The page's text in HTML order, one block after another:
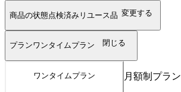
商品の状態点検済みリユース品 変更する
プランワンタイムプラン 閉じる
ワンタイムプラン 月額制プラン